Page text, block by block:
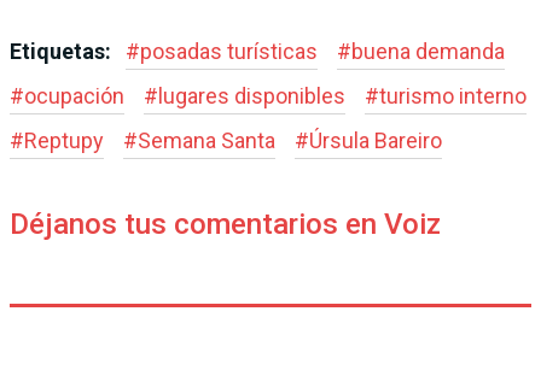
Etiquetas: #posadas turísticas #buena demanda
#ocupación #lugares disponibles #turismo interno
#Reptupy #Semana Santa #Úrsula Bareiro
Déjanos tus comentarios en Voiz